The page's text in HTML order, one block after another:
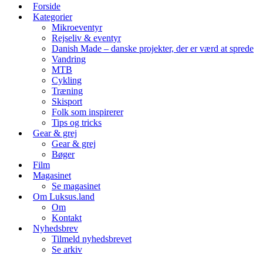
Forside
Kategorier
Mikroeventyr
Rejseliv & eventyr
Danish Made – danske projekter, der er værd at sprede
Vandring
MTB
Cykling
Træning
Skisport
Folk som inspirerer
Tips og tricks
Gear & grej
Gear & grej
Bøger
Film
Magasinet
Se magasinet
Om Luksus.land
Om
Kontakt
Nyhedsbrev
Tilmeld nyhedsbrevet
Se arkiv